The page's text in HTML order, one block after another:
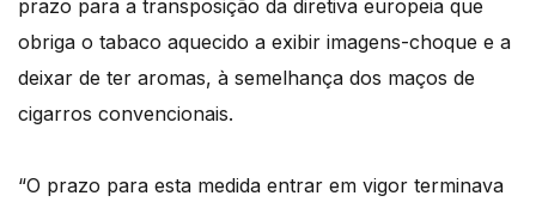
prazo para a transposição da diretiva europeia que
obriga o tabaco aquecido a exibir imagens-choque e a
deixar de ter aromas, à semelhança dos maços de
cigarros convencionais.
“O prazo para esta medida entrar em vigor terminava